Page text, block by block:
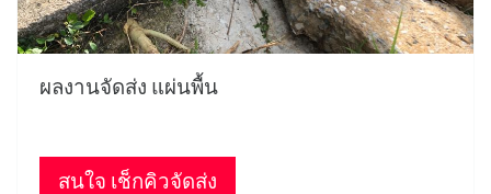
ผลงานจัดส่ง แผ่นพื้น
สนใจ เช็กคิวจัดส่ง